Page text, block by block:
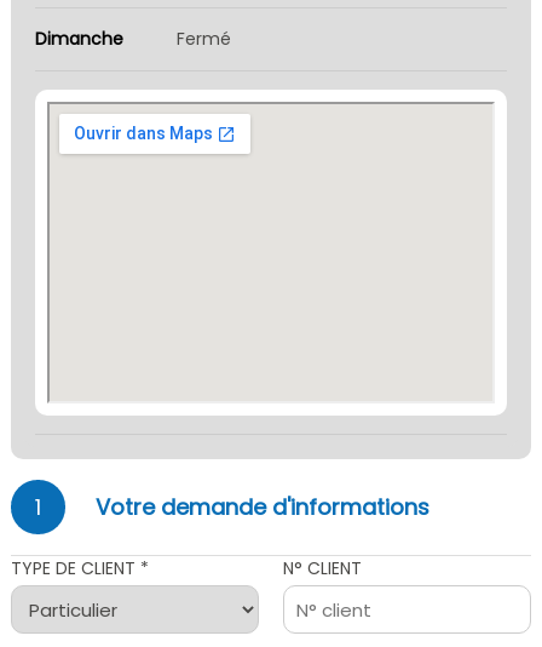
Dimanche Fermé
1 Votre demande d'informations
TYPE DE CLIENT * N° CLIENT